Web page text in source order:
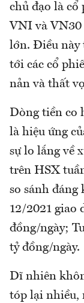
chủ đạo là cổ
VNI và VN30
lớn. Điều này
tới các cổ
nản và thất
Dòng tiền co
là hiệu ứng
sự lo lắng về
trên HSX
so sánh đáng
12/2021 giao
đồng/ngày;
tỷ đồng/ngày.
Dĩ nhiên
tóp lại nhiều,